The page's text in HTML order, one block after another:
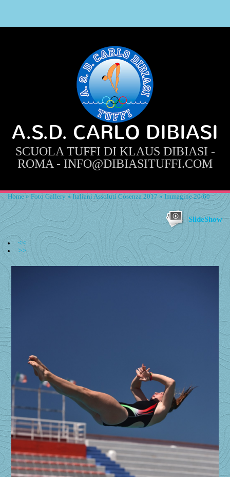
A.S.D. CARLO DIBIASI
SCUOLA TUFFI DI KLAUS DIBIASI -
ROMA - INFO@DIBIASITUFFI.COM
Home » Foto Gallery » Italiani Assoluti Cosenza 2017 » Immagine 20/60
SlideShow
<<
>>